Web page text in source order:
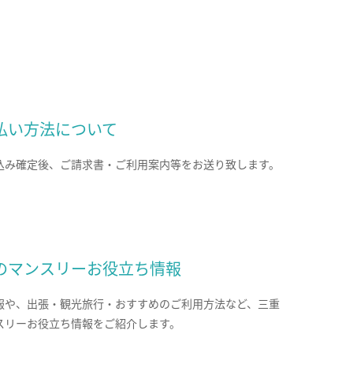
い方法について
み確定後、ご請求書・ご利用案内等をお送り致します。
マンスリーお役立ち情報
や、出張・観光旅行・おすすめのご利用方法など、三重
リーお役立ち情報をご紹介します。